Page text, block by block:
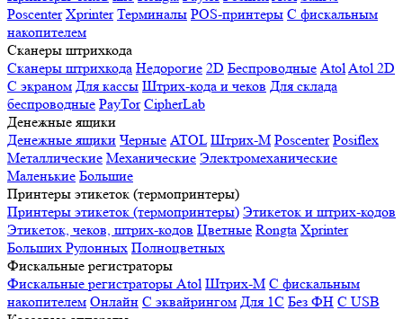
Poscenter Xprinter Терминалы POS-принтеры С фискальным
накопителем
Сканеры штрихкода
Сканеры штрихкода Недорогие 2D Беспроводные AtolAtol 2D
С экраном Для кассы Штрих-кода и чеков Для склада
беспроводные PayTor CipherLab
Денежные ящики
Денежные ящики Черные ATOL Штрих-М Poscenter Posiflex
Металлические Механические Электромеханические
Маленькие Большие
Принтеры этикеток (термопринтеры)
Принтеры этикеток (термопринтеры) Этикеток и штрих-кодов
Этикеток, чеков, штрих-кодов Цветные Rongta Xprinter
Больших Рулонных Полноцветных
Фискальные регистраторы
Фискальные регистраторы Atol Штрих-М С фискальным
накопителем Онлайн С эквайрингом Для 1С Без ФН С USB